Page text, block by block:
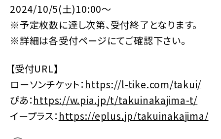
2024/10/5(土)10:00～
※予定枚数に達し次第、受付終了となります。
※詳細は各受付ページにてご確認下さい。
【受付URL】
ローソンチケット： https://l-tike.com/takui/
ぴあ：https://w.pia.jp/t/takuinakajima-t/
イープラス： https://eplus.jp/takuinakajima/